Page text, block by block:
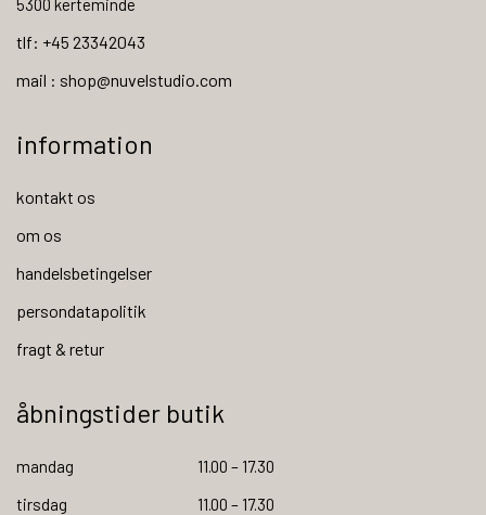
5300 kerteminde
tlf: +45 23342043
mail : shop@nuvelstudio.com
information
kontakt os
om os
handelsbetingelser
persondatapolitik
fragt & retur
åbningstider butik
mandag
11.00 – 17.30
tirsdag
11.00 – 17.30